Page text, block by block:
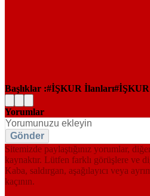
Başlıklar : İŞKUR İlanları İŞKUR
Yorumlar
Gönder
Sitemizde paylaştığınız yorumlar,
kaynaktır. Lütfen farklı görüşlere ve
Kaba, saldırgan, aşağılayıcı veya
kaçının.